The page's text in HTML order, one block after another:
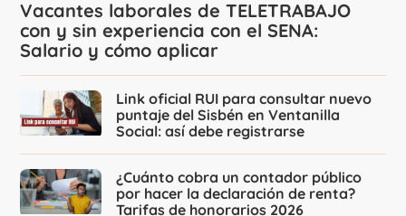
Vacantes laborales de TELETRABAJO
con y sin experiencia con el SENA:
Salario y cómo aplicar
Link oficial RUI para consultar nuevo
puntaje del Sisbén en Ventanilla
Social: así debe registrarse
¿Cuánto cobra un contador público
por hacer la declaración de renta?
Tarifas de honorarios 2026